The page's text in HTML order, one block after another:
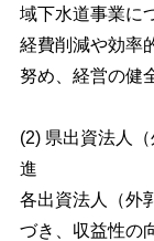
域下水道事業に
経費削減や効率
努め、経営の健
(2) 県出資法人
進
各出資法人（外
づき、収益性の